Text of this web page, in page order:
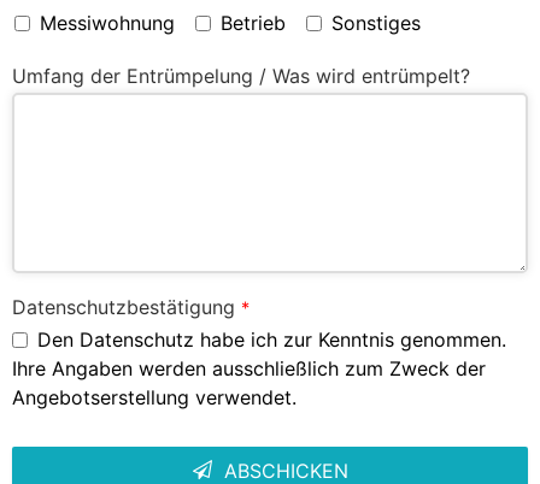
Messiwohnung
Betrieb Sonstiges
Umfang der Entrümpelung / Was wird entrümpelt?
Datenschutzbestätigung *
Den Datenschutz habe ich zur Kenntnis genommen.
Ihre Angaben werden ausschließlich zum Zweck der
Angebotserstellung verwendet.
ABSCHICKEN